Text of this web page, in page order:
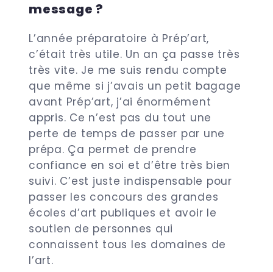
message ?
L’année préparatoire à Prép’art,
c’était très utile. Un an ça passe très
très vite. Je me suis rendu compte
que même si j’avais un petit bagage
avant Prép’art, j’ai énormément
appris. Ce n’est pas du tout une
perte de temps de passer par une
prépa. Ça permet de prendre
confiance en soi et d’être très bien
suivi. C’est juste indispensable pour
passer les concours des grandes
écoles d’art publiques et avoir le
soutien de personnes qui
connaissent tous les domaines de
l’art.